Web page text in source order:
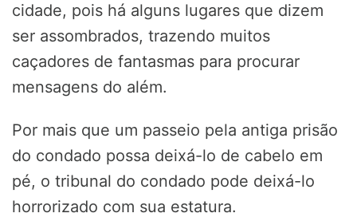
cidade, pois há alguns lugares que dizem
ser assombrados, trazendo muitos
caçadores de fantasmas para procurar
mensagens do além.
Por mais que um passeio pela antiga prisão
do condado possa deixá-lo de cabelo em
pé, o tribunal do condado pode deixá-lo
horrorizado com sua estatura.